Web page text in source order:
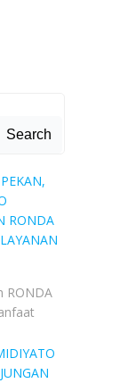
Search
RONDA
RONDA